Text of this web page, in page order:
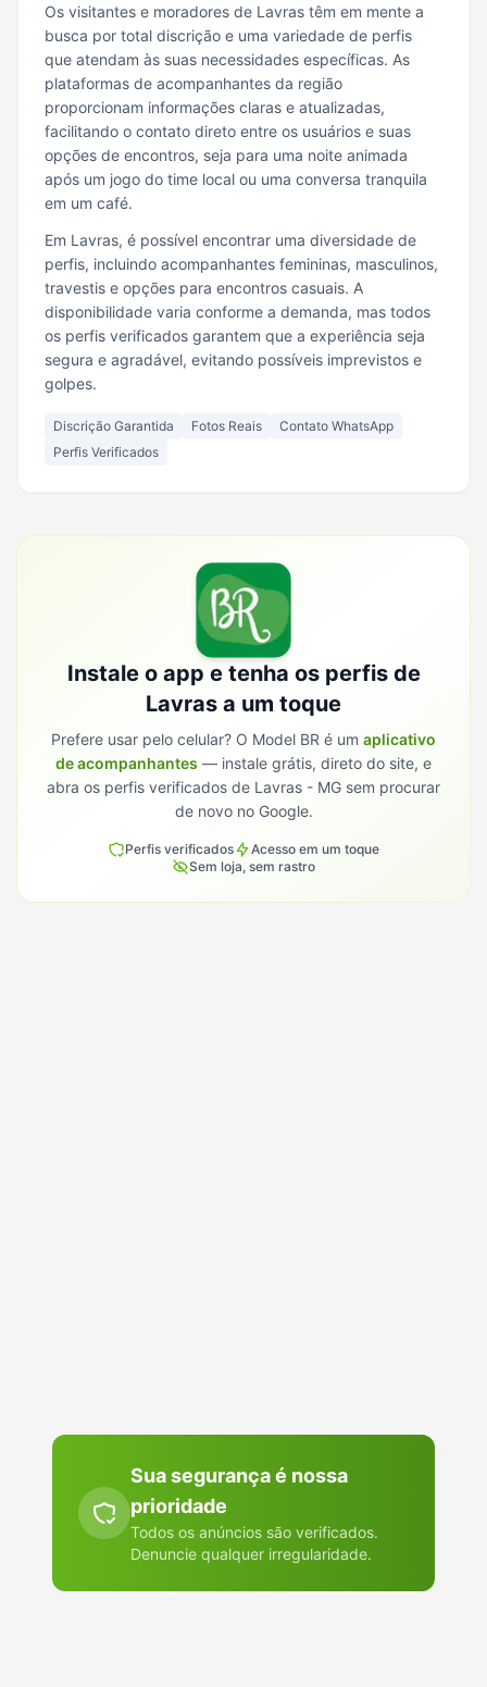
Os visitantes e moradores de Lavras têm em mente a
busca por total discrição e uma variedade de perfis
que atendam às suas necessidades específicas. As
plataformas de acompanhantes da região
proporcionam informações claras e atualizadas,
facilitando o contato direto entre os usuários e suas
opções de encontros, seja para uma noite animada
após um jogo do time local ou uma conversa tranquila
em um café.
Em Lavras, é possível encontrar uma diversidade de
perfis, incluindo acompanhantes femininas, masculinos,
travestis e opções para encontros casuais. A
disponibilidade varia conforme a demanda, mas todos
os perfis verificados garantem que a experiência seja
segura e agradável, evitando possíveis imprevistos e
golpes.
Discrição Garantida Fotos Reais
Contato WhatsApp
Perfis Verificados
Instale o app e tenha os perfis de
Lavras a um toque
Prefere usar pelo celular? O Model BR é um aplicativo
de acompanhantes — instale grátis, direto do site, e
abra os perfis verificados de Lavras - MG sem procurar
de novo no Google.
Perfis verificados
Acesso em um toque
Sem loja, sem rastro
Sua segurança é nossa
prioridade
Todos os anúncios são verificados.
Denuncie qualquer irregularidade.